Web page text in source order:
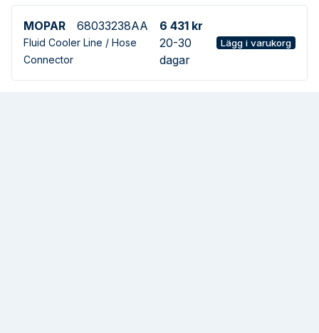
MOPAR 68033238AA
Fluid Cooler Line / Hose
Connector
6 431 kr
20-30
dagar
Lägg i varukorg